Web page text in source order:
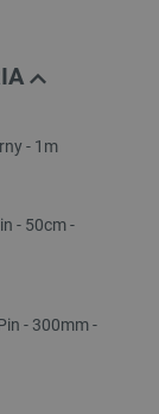
- 1m
- 50cm -
- 300mm -